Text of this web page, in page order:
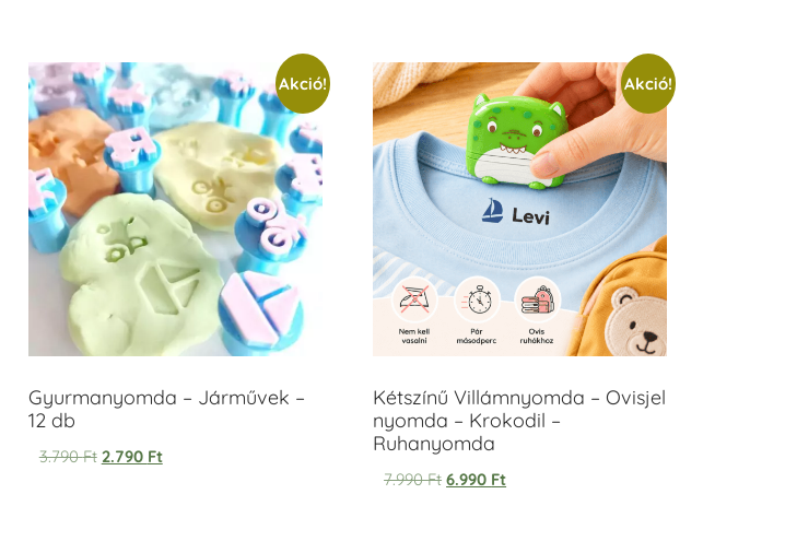
Akció!
Gyurmanyomda – Járművek –
12 db
3.790Ft 2.790 Ft
Akció!
Kétszínű Villámnyomda – Ovisjel
nyomda – Krokodil –
Ruhanyomda
7.990Ft 6.990 Ft